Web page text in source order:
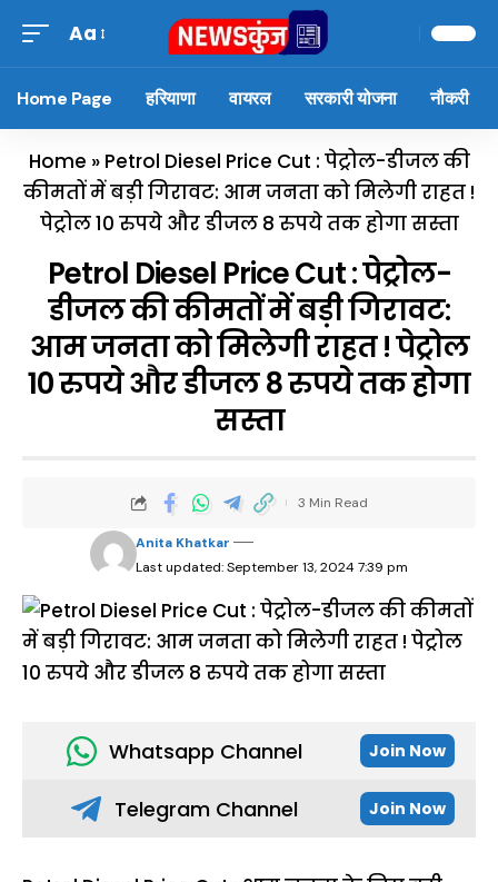
Aa
Home Page हरियाणा वायरल सरकारी योजना नौकरी
Home » Petrol Diesel Price Cut : पेट्रोल-डीजल की
कीमतों में बड़ी गिरावट: आम जनता को मिलेगी राहत !
पेट्रोल 10 रुपये और डीजल 8 रुपये तक होगा सस्ता
Petrol Diesel Price Cut : पेट्रोल-
डीजल की कीमतों में बड़ी गिरावट:
आम जनता को मिलेगी राहत ! पेट्रोल
10 रुपये और डीजल 8 रुपये तक होगा
सस्ता
Last updated: September 13, 2024 7:39 pm
Anita Khatkar
3 Min Read
Whatsapp Channel Join Now
Telegram Channel Join Now